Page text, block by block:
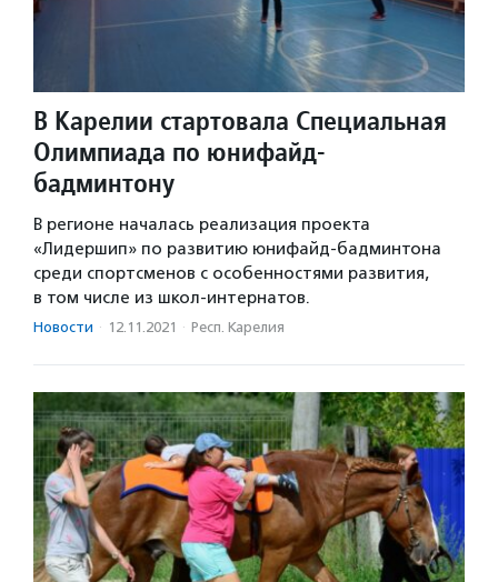
В Карелии стартовала Специальная
Олимпиада по юнифайд-
бадминтону
В регионе началась реализация проекта
«Лидершип» по развитию юнифайд-бадминтона
среди спортсменов с особенностями развития,
в том числе из школ-интернатов.
Новости · 12.11.2021 · Респ. Карелия